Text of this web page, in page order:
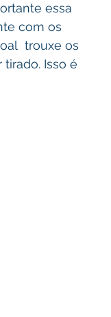
essa
com os
trouxe os
Isso é